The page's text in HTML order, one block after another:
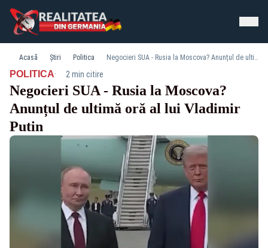
Acasă Știri Politica Negocieri SUA - Rusia la Moscova? Anunțul de ultimă oră al lui Vladimir Putin
POLITICA· 2 min citire
Negocieri SUA - Rusia la Moscova?
Anunțul de ultimă oră al lui Vladimir
Putin